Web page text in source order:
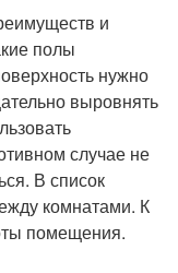
и
полы
нужно
выровнять
случае не
В список
комнатами. К
помещения.